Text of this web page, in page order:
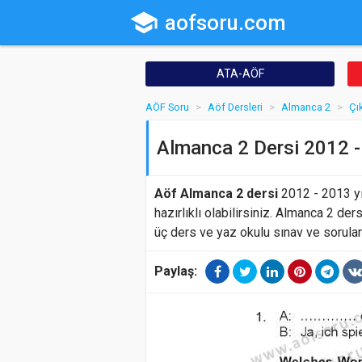
school aofsoru.com
ATA-AÖF
AÖF Soru Aöf Dersleri Almanca 2
Almanca 2 Dersi 2012 -
Aöf Almanca 2 dersi 2012 - 2013
hazırlıklı olabilirsiniz. Almanca 2
üç ders ve yaz okulu sınav ve
Paylaş: